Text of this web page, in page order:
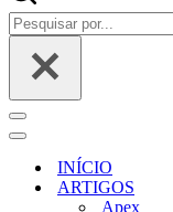
Pesquisar
por...
Menu
de
navegação
Menu
navegaçãoINÍCIO
ARTIGOS
Apex